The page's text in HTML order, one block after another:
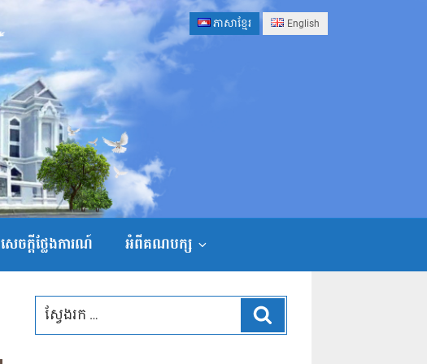
ភាសាខ្មែរ English
សេចក្ដីថ្លែងការណ៍ អំពីគណបក្ស